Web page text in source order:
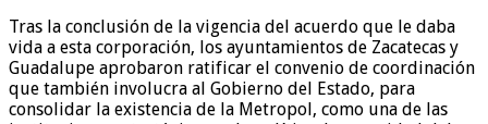
Tras la conclusión de la vigencia del acuerdo que le daba
vida a esta corporación, los ayuntamientos de Zacatecas y
Guadalupe aprobaron ratificar el convenio de coordinación
que también involucra al Gobierno del Estado, para
consolidar la existencia de la Metropol, como una de las